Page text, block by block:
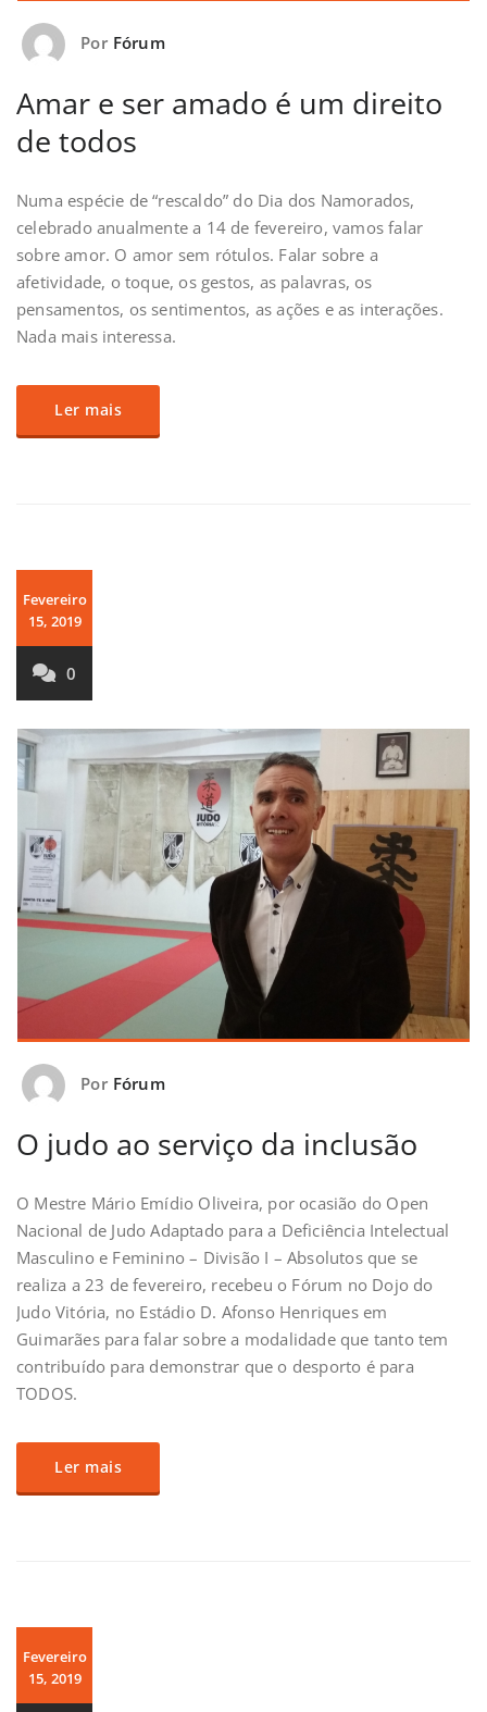
Por Fórum
Amar e ser amado é um direito
de todos
Numa espécie de “rescaldo” do Dia dos Namorados,
celebrado anualmente a 14 de fevereiro, vamos falar
sobre amor. O amor sem rótulos. Falar sobre a
afetividade, o toque, os gestos, as palavras, os
pensamentos, os sentimentos, as ações e as interações.
Nada mais interessa.
Ler mais
Fevereiro
15, 2019
0
Por Fórum
O judo ao serviço da inclusão
O Mestre Mário Emídio Oliveira, por ocasião do Open
Nacional de Judo Adaptado para a Deficiência Intelectual
Masculino e Feminino – Divisão I – Absolutos que se
realiza a 23 de fevereiro, recebeu o Fórum no Dojo do
Judo Vitória, no Estádio D. Afonso Henriques em
Guimarães para falar sobre a modalidade que tanto tem
contribuído para demonstrar que o desporto é para
TODOS.
Ler mais
Fevereiro
15, 2019